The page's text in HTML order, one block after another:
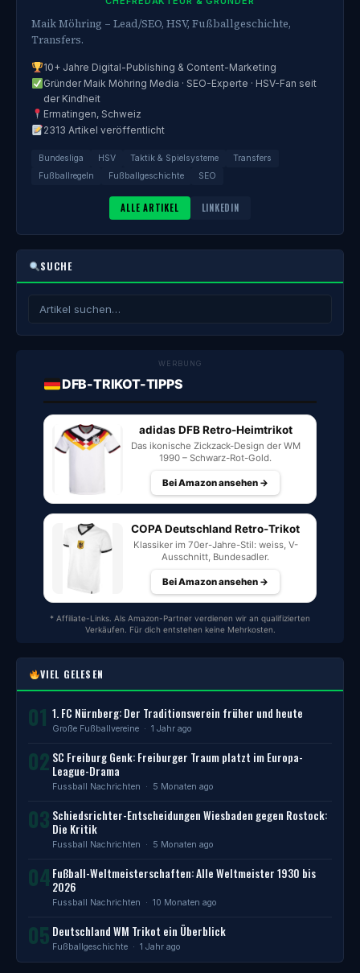
Maik Möhring – Lead/SEO, HSV, Fußballgeschichte,
Transfers.
10+ Jahre Digital-Publishing & Content-Marketing
Gründer Maik Möhring Media · SEO-Experte · HSV-Fan seit
der Kindheit
Ermatingen, Schweiz
2313 Artikel veröffentlicht
Bundesliga HSV Taktik & Spielsysteme
Transfers
Fußballregeln
Fußballgeschichte SEO
ALLE ARTIKEL LINKEDIN
SUCHE
WERBUNG
DFB-TRIKOT-TIPPS
adidas DFB Retro-Heimtrikot
Das ikonische Zickzack-Design der WM
1990 – Schwarz-Rot-Gold.
Bei Amazon ansehen →
COPA Deutschland Retro-Trikot
Klassiker im 70er-Jahre-Stil: weiss, V-
Ausschnitt, Bundesadler.
Bei Amazon ansehen →
* Affiliate-Links. Als Amazon-Partner verdienen wir an qualifizierten
Verkäufen. Für dich entstehen keine Mehrkosten.
VIEL GELESEN
01 1. FC Nürnberg: Der Traditionsverein früher und heute
Große Fußballvereine · 1 Jahr ago
02 SC Freiburg Genk: Freiburger Traum platzt im Europa-
League-Drama
Fussball Nachrichten · 5 Monaten ago
03 Schiedsrichter-Entscheidungen Wiesbaden gegen Rostock:
Die Kritik
Fussball Nachrichten · 5 Monaten ago
04 Fußball-Weltmeisterschaften: Alle Weltmeister 1930 bis
2026
Fussball Nachrichten · 10 Monaten ago
05 Deutschland WM Trikot ein Überblick
Fußballgeschichte · 1 Jahr ago